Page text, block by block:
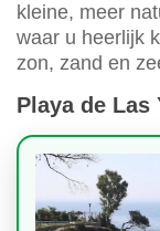
kleine, meer
waar u heerlijk
zon, zand en
Playa de Las